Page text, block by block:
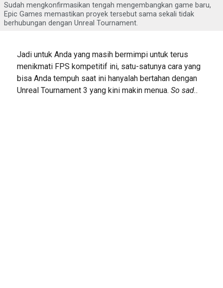
Sudah mengkonfirmasikan tengah mengembangkan game baru,
Epic Games memastikan proyek tersebut sama sekali tidak
berhubungan dengan Unreal Tournament.
Jadi untuk Anda yang masih bermimpi untuk terus
menikmati FPS kompetitif ini, satu-satunya cara yang
bisa Anda tempuh saat ini hanyalah bertahan dengan
Unreal Tournament 3 yang kini makin menua. So sad..